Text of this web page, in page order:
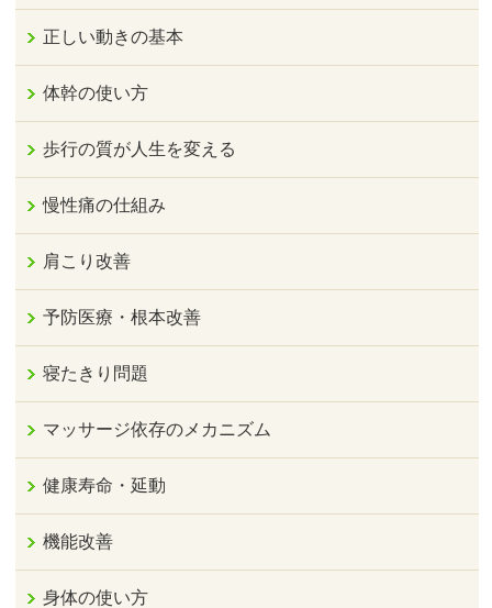
正しい動きの基本
体幹の使い方
歩行の質が人生を変える
慢性痛の仕組み
肩こり改善
予防医療・根本改善
寝たきり問題
マッサージ依存のメカニズム
健康寿命・延動
機能改善
身体の使い方